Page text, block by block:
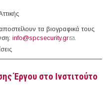
τα βιογραφικά τους
info@spcsecurity.gr(link sends
στην εταιρεία SPC Venetsanos
Έργου στο Ινστιτούτο